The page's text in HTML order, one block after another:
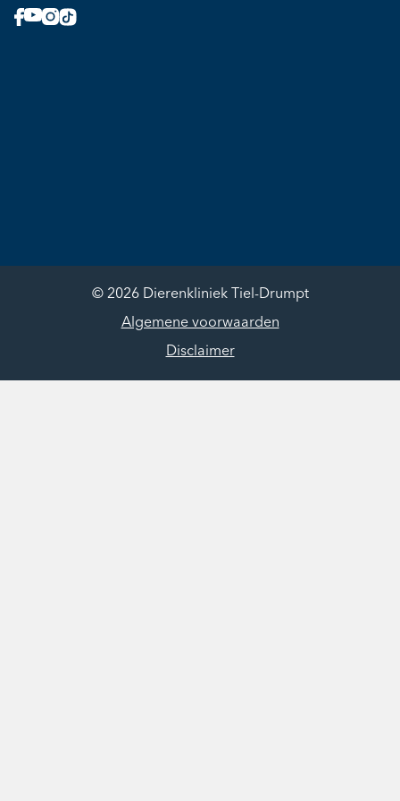
© 2026 Dierenkliniek Tiel-Drumpt
Algemene voorwaarden
Disclaimer